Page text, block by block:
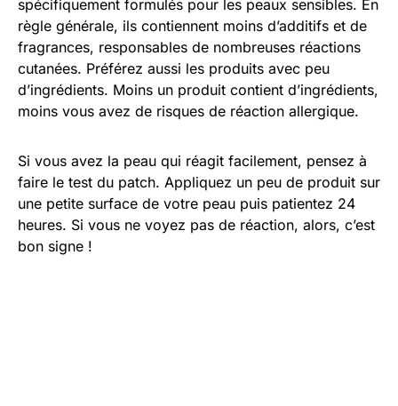
spécifiquement formulés pour les peaux sensibles. En
règle générale, ils contiennent moins d’additifs et de
fragrances, responsables de nombreuses réactions
cutanées. Préférez aussi les produits avec peu
d’ingrédients. Moins un produit contient d’ingrédients,
moins vous avez de risques de réaction allergique.
Si vous avez la peau qui réagit facilement, pensez à
faire le test du patch. Appliquez un peu de produit sur
une petite surface de votre peau puis patientez 24
heures. Si vous ne voyez pas de réaction, alors, c’est
bon signe !